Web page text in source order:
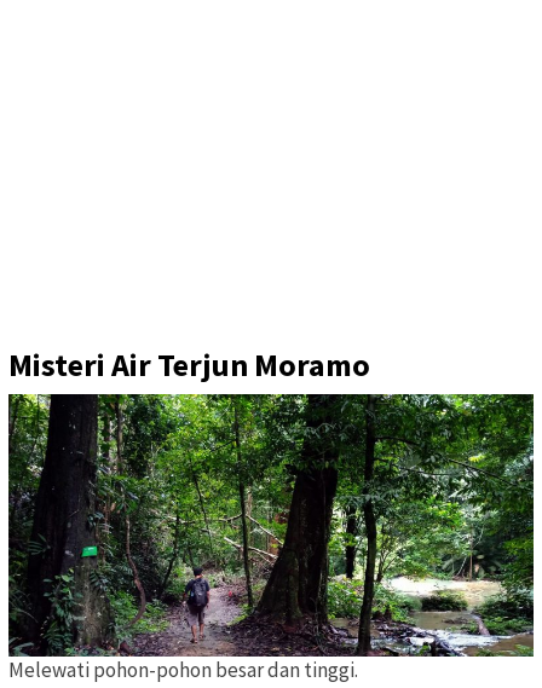
Misteri Air Terjun Moramo
Melewati pohon-pohon besar dan tinggi.